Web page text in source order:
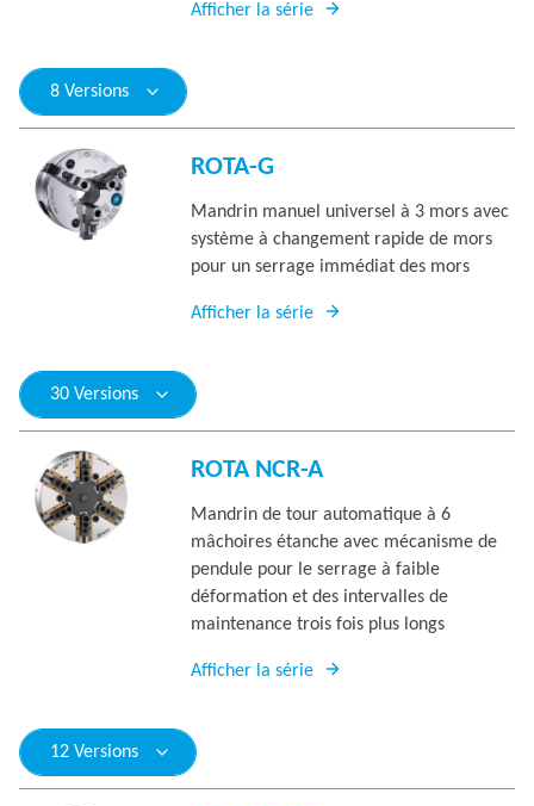
Afficher la série
8 Versions
ROTA-G
Mandrin manuel universel à 3 mors avec
système à changement rapide de mors
pour un serrage immédiat des mors
Afficher la série
30 Versions
ROTA NCR-A
Mandrin de tour automatique à 6
mâchoires étanche avec mécanisme de
pendule pour le serrage à faible
déformation et des intervalles de
maintenance trois fois plus longs
Afficher la série
12 Versions